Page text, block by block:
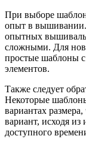
При выборе
опыт в
опытных
сложными. Для
простые шаблоны
элементов.
Также следует
Некоторые
вариантах
вариант, исходя
доступного